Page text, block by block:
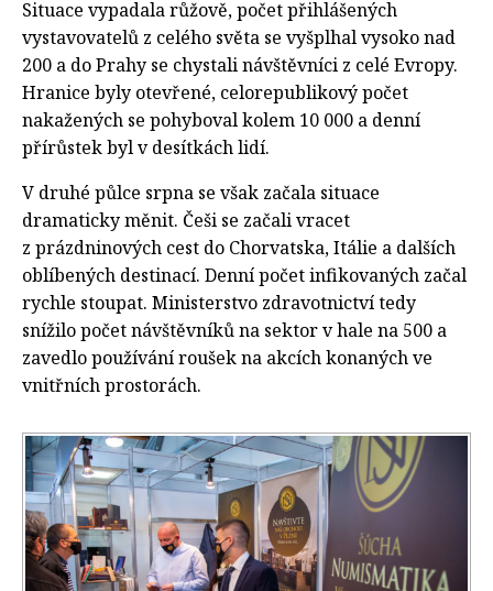
Situace vypadala růžově, počet přihlášených
vystavovatelů z celého světa se vyšplhal vysoko nad
200 a do Prahy se chystali návštěvníci z celé Evropy.
Hranice byly otevřené, celorepublikový počet
nakažených se pohyboval kolem 10 000 a denní
přírůstek byl v desítkách lidí.
V druhé půlce srpna se však začala situace
dramaticky měnit. Češi se začali vracet
z prázdninových cest do Chorvatska, Itálie a dalších
oblíbených destinací. Denní počet infikovaných začal
rychle stoupat. Ministerstvo zdravotnictví tedy
snížilo počet návštěvníků na sektor v hale na 500 a
zavedlo používání roušek na akcích konaných ve
vnitřních prostorách.